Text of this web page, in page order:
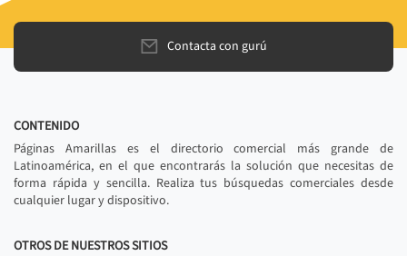
Contacta con gurú
CONTENIDO
Páginas Amarillas es el directorio comercial más grande de
Latinoamérica, en el que encontrarás la solución que necesitas de
forma rápida y sencilla. Realiza tus búsquedas comerciales desde
cualquier lugar y dispositivo.
OTROS DE NUESTROS SITIOS